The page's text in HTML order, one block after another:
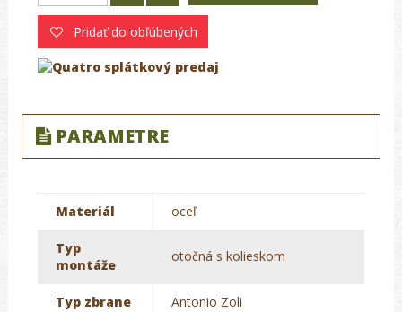
Pridať do obľúbených
PARAMETRE
Materiál oceľ
Typ
montáže
otočná s kolieskom
Typ zbrane Antonio Zoli